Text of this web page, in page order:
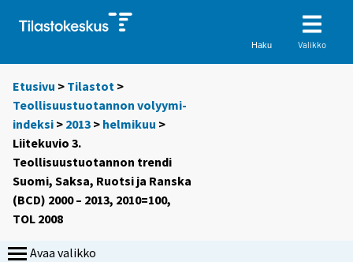
Haku Valikko
Etusivu > Tilastot >
Teollisuustuotannon volyymi-
indeksi > 2013 > helmikuu >
Liitekuvio 3.
Teollisuustuotannon trendi
Suomi, Saksa, Ruotsi ja Ranska
(BCD) 2000 – 2013, 2010=100,
TOL 2008
Avaa valikko